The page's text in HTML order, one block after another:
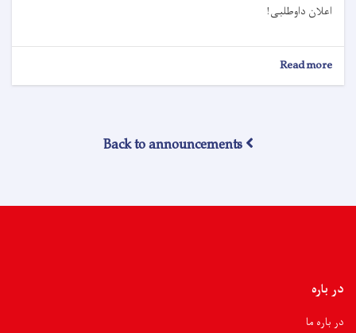
اعلان داوطلبی!
Read more
اعلان
Back to announcements
در باره
در باره ما